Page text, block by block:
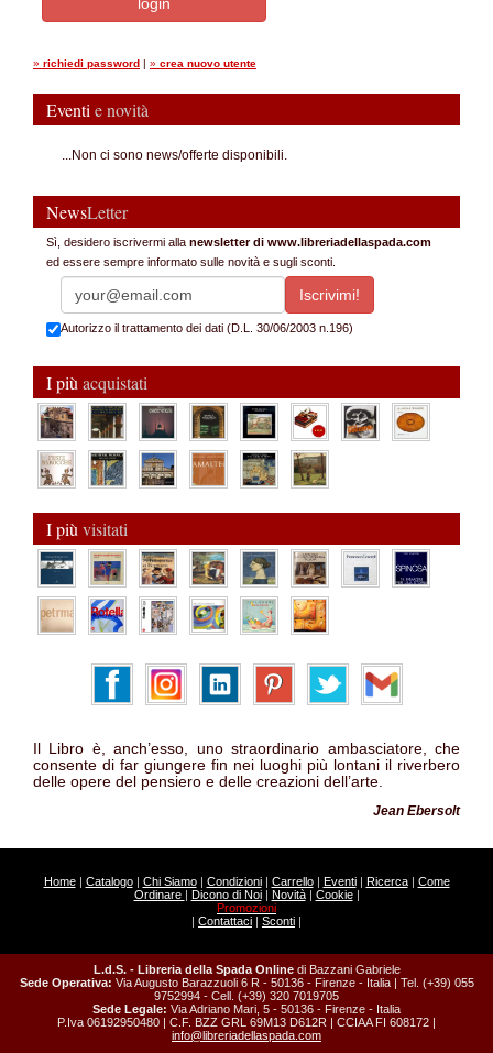
» richiedi password | » crea nuovo utente
Eventi e novità
...Non ci sono news/offerte disponibili.
NewsLetter
Sì, desidero iscrivermi alla newsletter di www.libreriadellaspada.com
ed essere sempre informato sulle novità e sugli sconti.
Autorizzo il trattamento dei dati (D.L. 30/06/2003 n.196)
I più acquistati
I più visitati
Il Libro è, anch’esso, uno straordinario ambasciatore, che
consente di far giungere fin nei luoghi più lontani il riverbero
delle opere del pensiero e delle creazioni dell’arte.
Jean Ebersolt
Home| Catalogo| Chi Siamo| Condizioni| Carrello| Eventi| Ricerca| Come
Ordinare | Dicono di Noi| Novità| Cookie|
Promozioni
| Contattaci | Sconti |
L.d.S. - Libreria della Spada Online di Bazzani Gabriele
Sede Operativa: Via Augusto Barazzuoli 6 R - 50136 - Firenze - Italia | Tel. (+39) 055
9752994 - Cell. (+39) 320 7019705
Sede Legale: Via Adriano Mari, 5 - 50136 - Firenze - Italia
P.Iva 06192950480 | C.F. BZZ GRL 69M13 D612R | CCIAA FI 608172 |
info@libreriadellaspada.com